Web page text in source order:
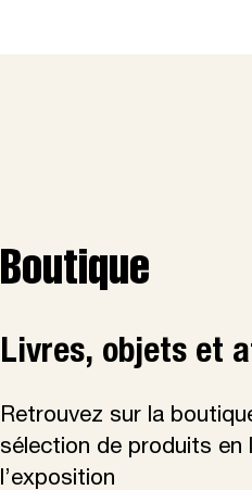
Boutique
Livres, objets et
Retrouvez sur la
sélection de produits en
l’exposition